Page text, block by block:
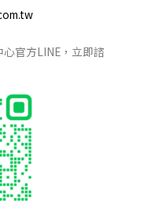
官方LINE，立即諮